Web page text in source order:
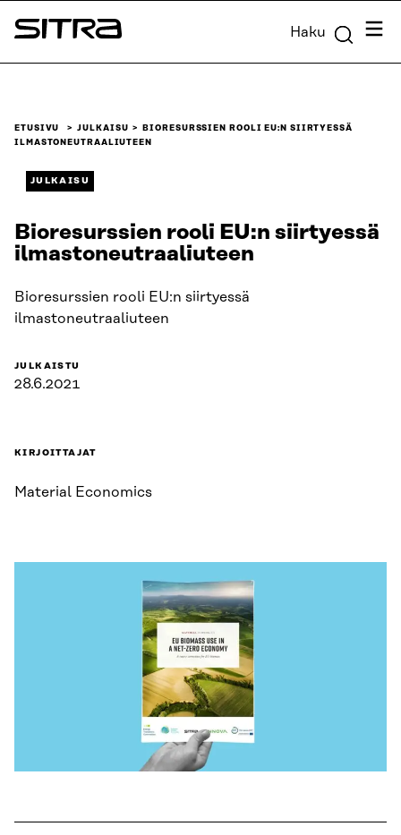
Siirry
suoraan
Sitra Haku
ETUSIVU JULKAISU
BIORESURSSIEN ROOLI EU:N SIIRTYESSÄ
ILMASTONEUTRAALIUTEEN
JULKAISU
Bioresurssien rooli EU:n siirtyessä
ilmastoneutraaliuteen
Bioresurssien rooli EU:n siirtyessä
ilmastoneutraaliuteen
JULKAISTU
28.6.2021
KIRJOITTAJAT
Material Economics